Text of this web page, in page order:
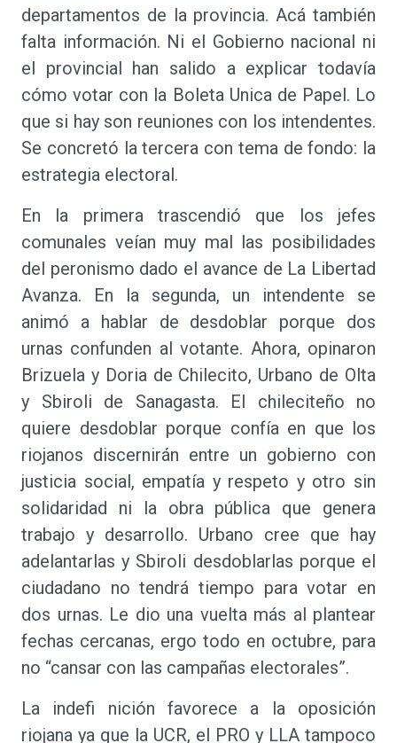
departamentos de la provincia. Acá también
falta información. Ni el Gobierno nacional ni
el provincial han salido a explicar todavía
cómo votar con la Boleta Unica de Papel. Lo
que si hay son reuniones con los intendentes.
Se concretó la tercera con tema de fondo: la
estrategia electoral.
En la primera trascendió que los jefes
comunales veían muy mal las posibilidades
del peronismo dado el avance de La Libertad
Avanza. En la segunda, un intendente se
animó a hablar de desdoblar porque dos
urnas confunden al votante. Ahora, opinaron
Brizuela y Doria de Chilecito, Urbano de Olta
y Sbiroli de Sanagasta. El chileciteño no
quiere desdoblar porque confía en que los
riojanos discernirán entre un gobierno con
justicia social, empatía y respeto y otro sin
solidaridad ni la obra pública que genera
trabajo y desarrollo. Urbano cree que hay
adelantarlas y Sbiroli desdoblarlas porque el
ciudadano no tendrá tiempo para votar en
dos urnas. Le dio una vuelta más al plantear
fechas cercanas, ergo todo en octubre, para
no “cansar con las campañas electorales”.
La indefi nición favorece a la oposición
riojana ya que la UCR, el PRO y LLA tampoco